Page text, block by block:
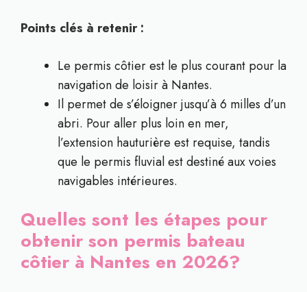
Points clés à retenir :
Le permis côtier est le plus courant pour la
navigation de loisir à Nantes.
Il permet de s’éloigner jusqu’à 6 milles d’un
abri. Pour aller plus loin en mer,
l’extension hauturière est requise, tandis
que le permis fluvial est destiné aux voies
navigables intérieures.
Quelles sont les étapes pour
obtenir son permis bateau
côtier à Nantes en 2026?